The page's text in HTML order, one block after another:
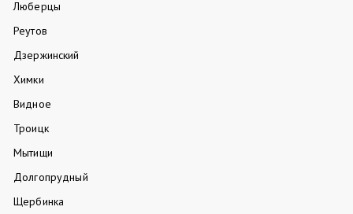
Люберцы
Реутов
Дзержинский
Химки
Видное
Троицк
Мытищи
Долгопрудный
Щербинка